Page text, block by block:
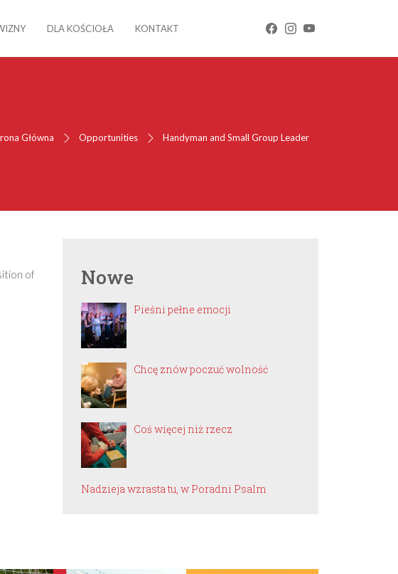
DLA KOŚCIOŁA KONTAKT
Główna Opportunities Handyman and Small Group Leader
of
Nowe
Pieśni pełne emocji
Chcę znów poczuć wolność
Coś więcej niż rzecz
Nadzieja wzrasta tu, w Poradni Psalm